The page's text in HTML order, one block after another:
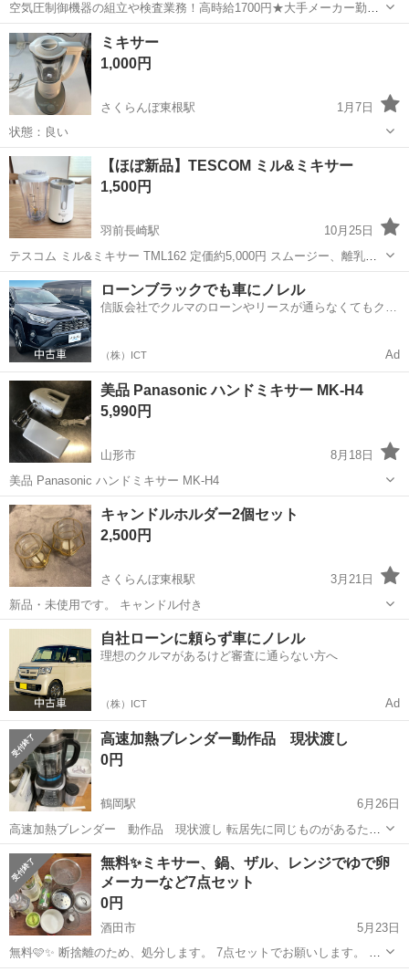
空気圧制御機器の組立や検査業務！高時給1700円★大手メーカー勤
務！嬉しい寮費無料！ワンルーム寮完備★マイカー通勤OK＆工場敷地
内に無料駐車場あり★！《岩手県釜石市》 人気の工場のお仕事 ◇空気
圧制御機器（シリンダ、バルブ...
岩手 釜石市 釜石駅
ミキサー
1,000円
さくらんぼ東根駅
1月7日
状態：良い
山形 東根市 さくらんぼ東根駅 ミキサー
【ほぼ新品】TESCOM ミル&ミキサー
1,500円
羽前長崎駅
10月25日
テスコム ミル&ミキサー TML162 定価約5,000円 スムージー、離乳
食、ふりかけ等が作れます。 数年前に購入し、ミキサーを一度だけ使
用しました。 ミルの部品は未使用です。 付属品は全てあります。 取
扱説明書、ミニ...
山形 東村山郡 羽前長崎駅 キッチン家電
ローンブラックでも車にノレル
信販会社でクルマのローンやリースが通らなくてもクル
（株）ICT Ad
美品 Panasonic ハンドミキサー MK-H4
5,990円
山形市
8月18日
美品 Panasonic ハンドミキサー MK-H4
山形 山形市 キッチン家電 ハンドミキサー
キャンドルホルダー2個セット
2,500円
さくらんぼ東根駅
3月21日
新品・未使用です。 キャンドル付き
山形 東根市 さくらんぼ東根駅 キッチン家電
自社ローンに頼らず車にノレル
理想のクルマがあるけど審査に通らない方へ
（株）ICT Ad
高速加熱ブレンダー動作品 現状渡し
0円
鶴岡駅
6月26日
高速加熱ブレンダー 動作品 現状渡し 転居先に同じものがあるため
手放します 写真の物をお譲りします7月4日まで旧自宅まで取りに来れ
る方 先着順となります 住所は三光町8-20Aとなります 引き取り日が決
定したら朝の...
山形 鶴岡市 鶴岡駅 キッチン家電
無料✨ミキサー、鍋、ザル、レンジでゆで卵
メーカーなど7点セット
0円
酒田市
5月23日
無料🩷✨ 断捨離のため、処分します。 7点セットでお願いします。 バ